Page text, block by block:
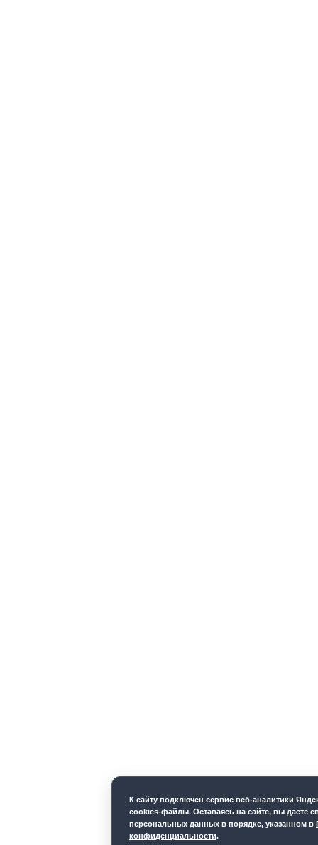
К cайту подключен сервис веб-аналитики
cookies-файлы. Оставаясь на сайте, вы даете
персональных данных в порядке, указанном в
конфиденциальности.